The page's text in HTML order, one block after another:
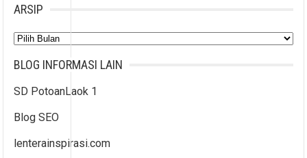
ARSIP
Arsip
BLOG INFORMASI LAIN
SD PotoanLaok 1
Blog SEO
lenterainspirasi.com